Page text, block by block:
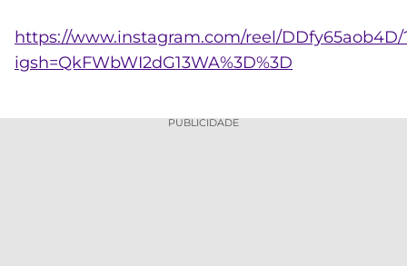
https://www.instagram.com/reel/DDfy65aob4D/
igsh=QkFWbWI2dG13WA%3D%3D
PUBLICIDADE